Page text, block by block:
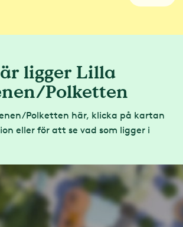
ligger Lilla
Polketten
Polketten här, klicka på kartan
eller för att se vad som ligger i